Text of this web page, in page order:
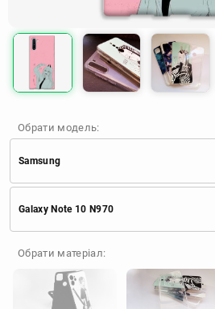
Обрати модель:
Samsung
Apple
Huawei
TECNO
Google
Doogee
Infinix
Motorola
Galaxy Note 10 N970
Обрати матеріал: